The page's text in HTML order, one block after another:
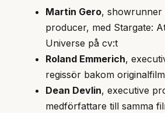
Martin Gero, showrunner
producer, med Stargate:
Universe på cv:t
Roland Emmerich,
regissör bakom
Dean Devlin, executive
medförfattare till samma